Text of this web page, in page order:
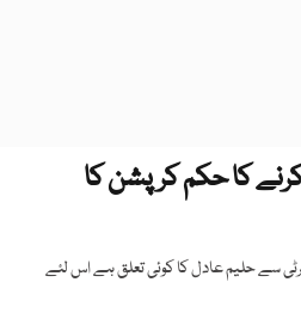
کا حکم کرپشن کا
سے حلیم عادل کا کوئی تعلق ہے اس لئے